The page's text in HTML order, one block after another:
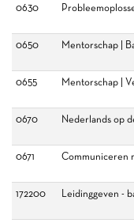
0630
0650
Mentorschap |
0655
Mentorschap |
0670
Nederlands op
0671
Communiceren
172200
Leidinggeven -